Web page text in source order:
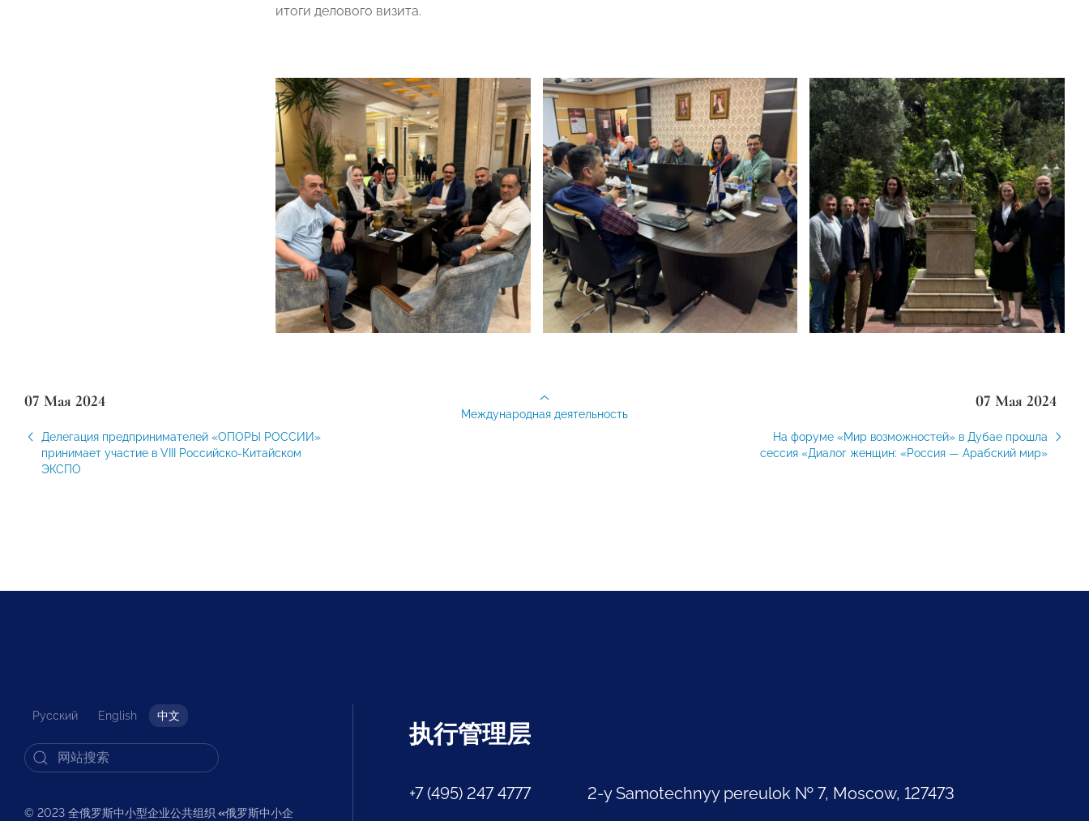
итоги делового визита.
07 Мая 2024
Делегация предпринимателей «ОПОРЫ РОССИИ»
принимает участие в VIII Российско-Китайском
ЭКСПО
07 Мая 2024
На форуме «Мир возможностей» в Дубае прошла
сессия «Диалог женщин: «Россия — Арабский мир»
Международная деятельность
Русский English 中文
© 2023 全俄罗斯中小型企业公共组织 «俄罗斯中小企
执行管理层
+7 (495) 247 4777
2-y Samotechnyy pereulok № 7, Moscow, 127473